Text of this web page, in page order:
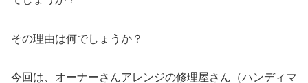
その理由は何でしょうか？
今回は、オーナーさんアレンジの修理屋さん（ハンディマ